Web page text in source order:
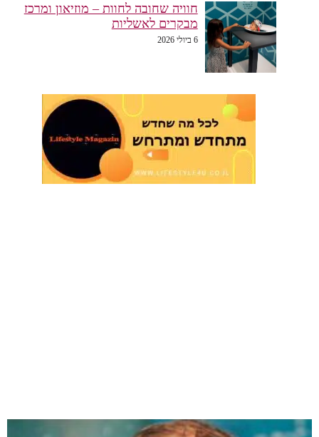
חוויה שחובה לחוות – מוזיאון ומרכז
מבקרים לאשליות
6 ביולי 2026